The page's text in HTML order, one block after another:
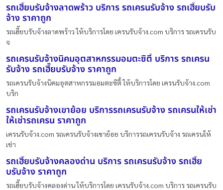
รถเฮี๊ยบรับจ้างลาดพร้าว บริการ รถเครนรับจ้าง รถเฮี๊ยบรับ
จ้าง ราคาถูก
รถเฮี๊ยบรับจ้างลาดพร้าว ให้บริการโดย เครนรับจ้าง.com บริการ รถเครนรับ
จ
รถเครนรับจ้างนิคมอุตสาหกรรมอมตะซิตี้ บริการ รถเครน
รับจ้าง รถเฮี๊ยบรับจ้าง ราคาถูก
รถเครนรับจ้างนิคมอุตสาหกรรมอมตะซิตี้ ให้บริการโดย เครนรับจ้าง.com
บริก
รถเครนรับจ้างเขาย้อย บริการรถเครนรับจ้าง รถเครนให้เช่า
ให้เช่ารถเครน ราคาถูก
เครนรับจ้าง.com รถเครนรับจ้างเขาย้อย บริการรถเครนรับจ้าง รถเครนให้
เช่า
รถเฮี๊ยบรับจ้างคลองด่าน บริการ รถเครนรับจ้าง รถเฮี๊ย
บรับจ้าง ราคาถูก
รถเฮี๊ยบรับจ้างคลองด่าน ให้บริการโดย เครนรับจ้าง.com บริการ รถเครนรับ